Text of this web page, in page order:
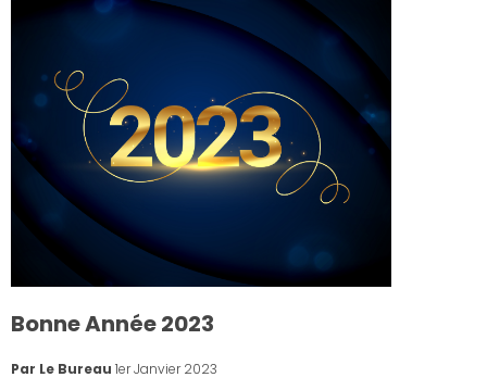
Bonne Année 2023
Par Le Bureau 1er Janvier 2023